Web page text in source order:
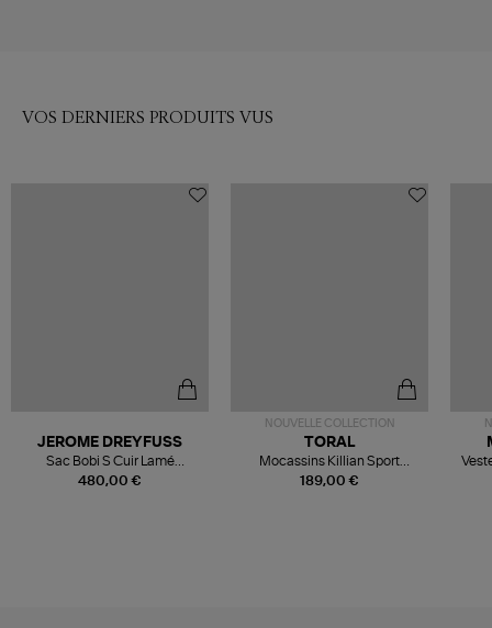
VOS DERNIERS PRODUITS VUS
480,00 €
JEROME DREYFUSS
Sac Bobi S Cuir Lamé
Champagne
NOUVELLE COLLECTION
189,00 €
TORAL
Mocassins Killian Sport
Mousse